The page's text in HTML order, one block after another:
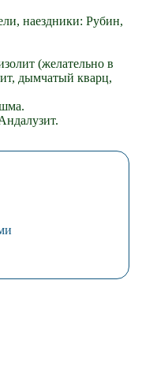
наездники: Рубин,
(желательно в
дымчатый кварц,